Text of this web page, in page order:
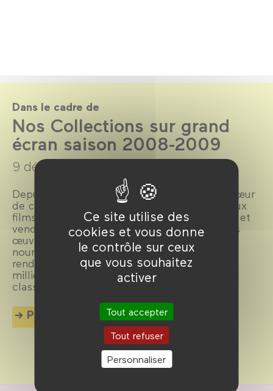
Ce site utilise des
cookies et vous donne
le contrôle sur ceux
que vous souhaitez
activer
Tout accepter
Tout refuser
Personnaliser
Dans le cadre de
Nos Collections sur grand
écran saison 2008-2009
9 décembre 2008 →
Depuis toujours, le Forum des images a à cœur
de consacrer des séances hebdomadaires aux
films de sa collection parisienne (les mardis et
vendredis à 14h30 et 16h30). Désormais, les
œuvres des nouveaux fonds qu’il accueille
nourrissent aussi la programmation de ce
rendez-vous. Retrouvez sur grand écran les
milliers de films des collections, des grands
classiques à la jeune création.
Plus d'info